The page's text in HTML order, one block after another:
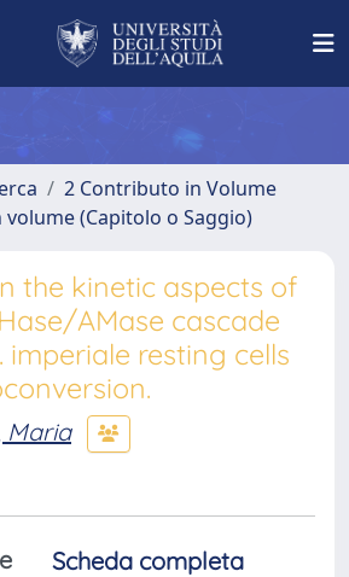
2 Contributo in Volume
(Capitolo o Saggio)
the kinetic aspects of
AMase cascade
imperiale resting cells
Maria
Scheda completa